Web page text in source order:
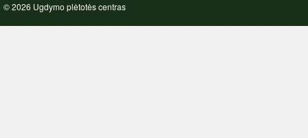
© 2026 Ugdymo plėtotės centras